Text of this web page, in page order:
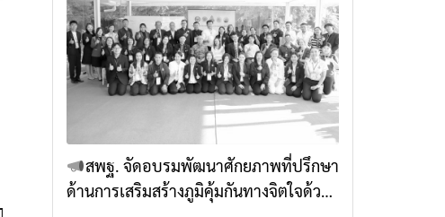
สพฐ. จัดอบรมพัฒนาศักยภาพที่ปรึกษา
ด้านการเสริมสร้างภูมิคุ้มกันทางจิตใจด้วย